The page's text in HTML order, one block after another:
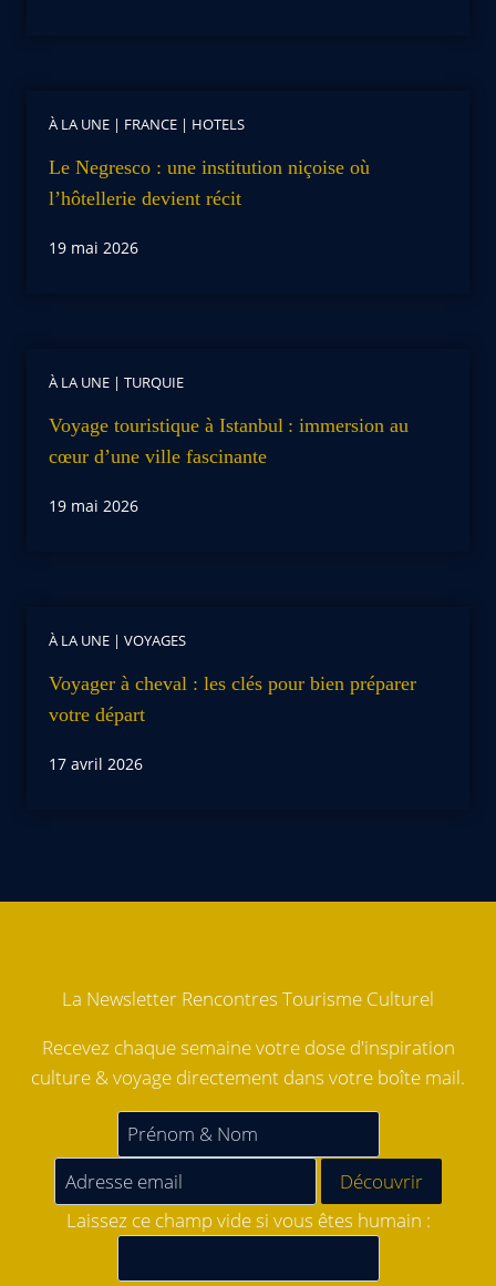
À LA UNE | FRANCE | HOTELS
Le Negresco : une institution niçoise où
l’hôtellerie devient récit
19 mai 2026
À LA UNE | TURQUIE
Voyage touristique à Istanbul : immersion au
cœur d’une ville fascinante
19 mai 2026
À LA UNE | VOYAGES
Voyager à cheval : les clés pour bien préparer
votre départ
17 avril 2026
La Newsletter Rencontres Tourisme Culturel
Recevez chaque semaine votre dose d'inspiration
culture & voyage directement dans votre boîte mail.
Laissez ce champ vide si vous êtes humain :